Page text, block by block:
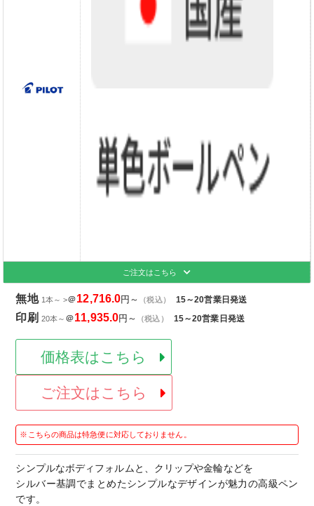
ご注文はこちら
無地 1本～ >＠12,716.0円～ （税込） 15～20営業日発送
印刷 20本～ ＠11,935.0円～ （税込） 15～20営業日発送
価格表はこちら
ご注文はこちら
※こちらの商品は特急便に対応しておりません。
シンプルなボディフォルムと、クリップや金輪などを
シルバー基調でまとめたシンプルなデザインが魅力の高級ペン
です。